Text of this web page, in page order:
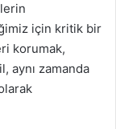
için kritik bir
korumak,
aynı zamanda